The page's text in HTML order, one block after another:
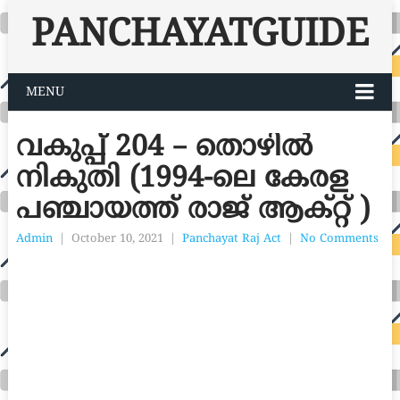
PANCHAYATGUIDE
MENU
വകുപ്പ് 204 – തൊഴിൽ
നികുതി (1994-ലെ കേരള
പഞ്ചായത്ത് രാജ് ആക്റ്റ് )
Admin October 10, 2021 Panchayat Raj Act No Comments